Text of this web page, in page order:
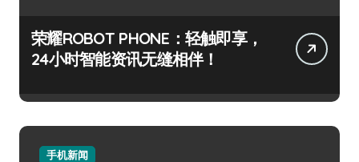
荣耀ROBOT PHONE：轻触即享，
24小时智能资讯无缝相伴！
手机新闻